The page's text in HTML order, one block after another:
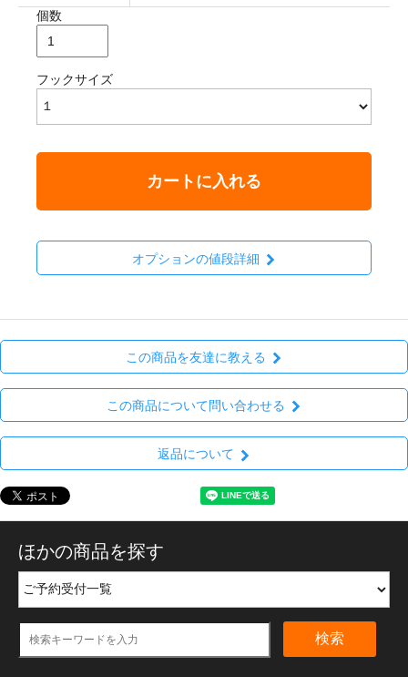
個数
フックサイズ
カートに入れる
オプションの値段詳細
この商品を友達に教える
この商品について問い合わせる
返品について
ほかの商品を探す
検索